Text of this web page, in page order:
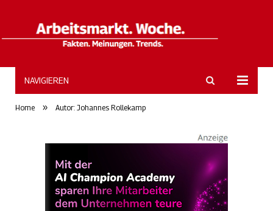
ArbeitsmarktWoche
NAVIGIEREN
Home » Autor: Johannes Rollekamp